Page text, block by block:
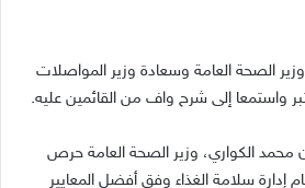
الصحة العامة وسعادة وزير المواصلات
واستمعا إلى شرح واف من القائمين عليه.
محمد الكواري، وزير الصحة العامة حرص
إدارة سلامة الغذاء وفق أفضل المعايير